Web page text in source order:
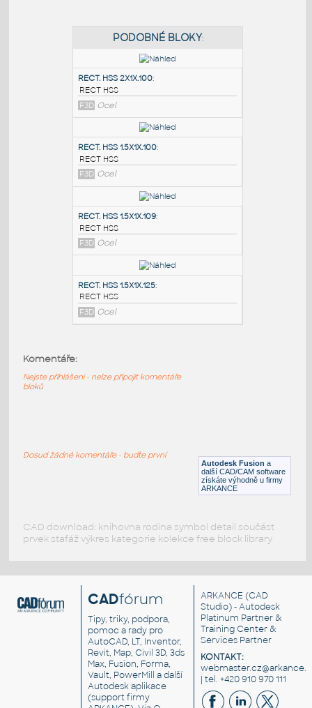
PODOBNÉ BLOKY:
RECT. HSS 2X1X.100:
F3D Ocel
RECT. HSS 1.5X1X.100
RECT HSS
F3D Ocel
F3D Ocel
Autodesk Fusion a
další CAD/CAM software
získáte výhodně u firmy
ARKANCE
Komentáře:
Nejste přihlášeni - nelze připojit komentáře
bloků
Dosud žádné komentáře - buďte první
CAD download: knihovna rodina symbol detail součást
prvek stafáž výkres kategorie kolekce free block library
CADfórum
Tipy, triky, podpora,
pomoc a rady pro
AutoCAD, LT, Inventor,
Revit, Map, Civil 3D, 3ds
Max, Fusion, Forma,
Vault, PowerMill a další
Autodesk aplikace
(support firmy
ARKANCE (CAD
Studio) - Autodesk
Platinum Partner &
Training Center &
Services Partner
KONTAKT:
| tel. +420 910 970 111